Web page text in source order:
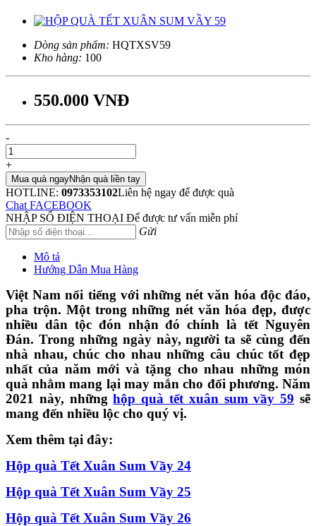
Dòng sản phẩm: HQTXSV59
Kho hàng: 100
550.000 VNĐ
-
+
Mua quà ngayNhận quà liền tay
HOTLINE: 0973353102Liên hệ ngay để được quà
Chat FACEBOOK
NHẬP SỐ ĐIỆN THOẠI Để được tư vấn miễn phí
Gửi
Mô tả
Hướng Dẫn Mua Hàng
Việt Nam nổi tiếng với những nét văn hóa độc đáo,
pha trộn. Một trong những nét văn hóa đẹp, được
nhiều dân tộc đón nhận đó chính là tết Nguyên
Đán. Trong những ngày này, người ta sẽ cùng đến
nhà nhau, chúc cho nhau những câu chúc tốt đẹp
nhất của năm mới và tặng cho nhau những món
quà nhằm mang lại may mắn cho đối phương. Năm
2021 này, nhữnghộp quà tết xuân sum vầy 59 sẽ
mang đến nhiều lộc cho quý vị.
Xem thêm tại đây:
Hộp quà Tết Xuân Sum Vầy 24
Hộp quà Tết Xuân Sum Vầy 25
Hộp quà Tết Xuân Sum Vầy 26